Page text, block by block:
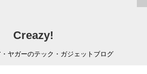
Creazy!
ヤガーのテック・ガジェットブログ